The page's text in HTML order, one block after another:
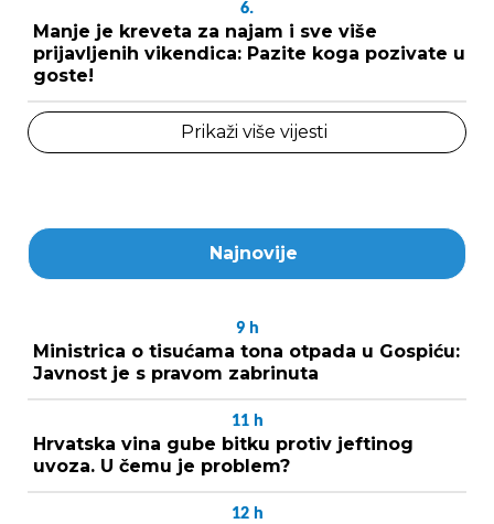
6.
Manje je kreveta za najam i sve više
prijavljenih vikendica: Pazite koga pozivate u
goste!
Prikaži više vijesti
Najnovije
9 h
Ministrica o tisućama tona otpada u Gospiću:
Javnost je s pravom zabrinuta
11 h
Hrvatska vina gube bitku protiv jeftinog
uvoza. U čemu je problem?
12 h